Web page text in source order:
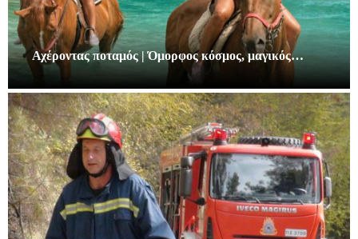
Αχέροντας ποταμός | Όμορφος κόσμος, μαγικός…